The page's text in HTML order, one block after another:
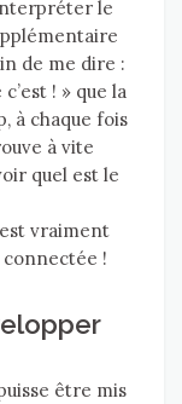
le
de me dire :
! » que la
à chaque fois
à vite
quel est le
vraiment
!
être mis